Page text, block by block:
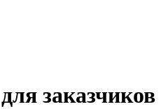
заказчиков